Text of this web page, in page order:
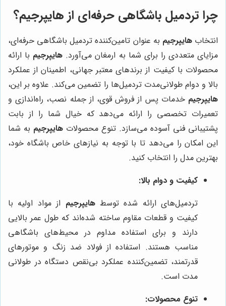
چرا تردمیل باشگاهی حرفه‌ای از هایپرجیم؟
انتخابهایپرجیم به عنوان تامین‌کننده تردمیل باشگاهی حرفه‌ای،
مزایای متعددی را برای شما به ارمغان می‌آورد. هایپرجیم با ارائه
محصولات با کیفیت از برندهای معتبر جهانی، اطمینان از عملکرد
بالا و دوام طولانی‌مدت تردمیل‌ها را تضمین می‌کند. علاوه بر این،
هایپرجیم خدمات پس از فروش قوی، از جمله نصب، راه‌اندازی و
تعمیرات تخصصی را ارائه می‌دهد که خیال شما را از بابت
پشتیبانی فنی آسوده می‌سازد. تنوع محصولات هایپرجیم به شما
این امکان را می‌دهد تا با توجه به نیازهای خاص باشگاه خود،
بهترین مدل را انتخاب کنید.
کیفیت و دوام بالا:
تردمیل‌های ارائه شده توسطهایپرجیم از مواد اولیه با
کیفیت و قطعات مقاوم ساخته شده‌اند که طول عمر بالایی
دارند و برای استفاده مداوم در محیط‌های باشگاهی
مناسب هستند. استفاده از فولاد ضد زنگ و موتورهای
قدرتمند، تضمین‌کننده عملکرد بی‌نقص دستگاه در طولانی
مدت است.
تنوع محصولات: